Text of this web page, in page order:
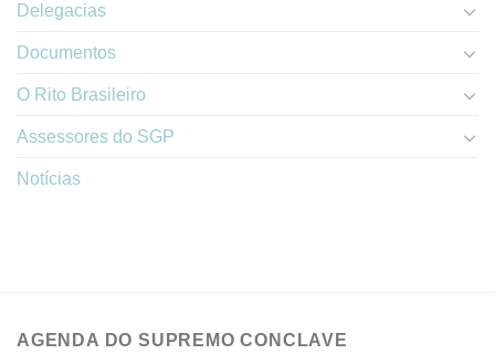
Delegacias
Documentos
O Rito Brasileiro
Assessores do SGP
Notícias
AGENDA DO SUPREMO CONCLAVE